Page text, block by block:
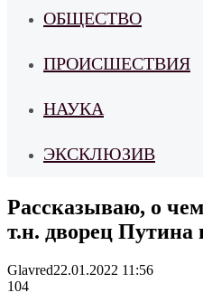
ОБЩЕСТВО
ПРОИСШЕСТВИЯ
НАУКА
ЭКСКЛЮЗИВ
Рассказываю, о
т.н. дворец Путина
Glavred22.01.2022 11:56
104